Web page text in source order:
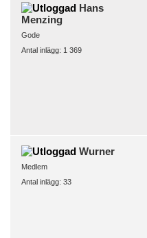
Hans
Menzing
Gode
Antal inlägg: 1 369
Wurner
Medlem
Antal inlägg: 33